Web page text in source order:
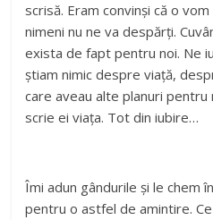
scrisă. Eram convinși că o
nimeni nu ne va despărți.
exista de fapt pentru noi. Ne
știam nimic despre viață,
care aveau alte planuri pentru
scrie ei viața. Tot din iubire…
Îmi adun gândurile și le chem
pentru o astfel de amintire.